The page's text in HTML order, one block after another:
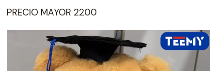
PRECIO MAYOR 2200